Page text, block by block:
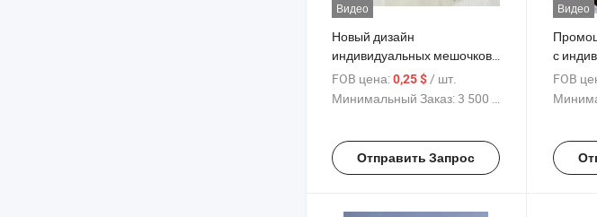
Видео
Новый дизайн
индивидуальных мешочков
из органического хлопка с
завязками для пыли с
FOB цена:0,25 $/ шт.
Минимальный Заказ:3 500 Куски
Отправить Запрос
Видео
с
FOB